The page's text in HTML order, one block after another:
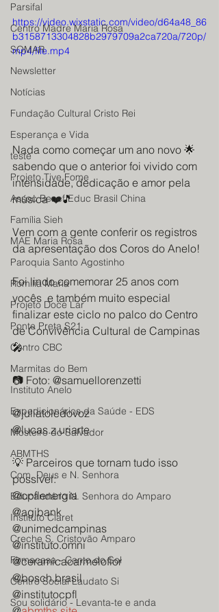
Parsifal
Centro Madre Maria Rosa
SOMAR
Newsletter
Notícias
Fundação Cultural Cristo Rei
Esperança e Vida
teste
Projeto Tive Fome
Assoc Benef Educ Brasil China
Família Sieh
MAE Maria Rosa
Paroquia Santo Agostinho
Romilia Maria
Projeto Doce Lar
Ponte Preta S21
Centro CBC
Marmitas do Bem
Instituto Anelo
Expedicionários da Saúde - EDS
Mosteiro do Salvador
ABMTHS
Com. Deus e N. Senhora
Educandário N. Senhora do Amparo
Instituto Claret
Creche S. Cristovão Amparo
Firmacasa - Canto do Sol
Centro Social Laudato Si
Sou solidário - Levanta-te e anda
https://video.wixstatic.com/video/d64a48_86
b3158713304828b2979709a2ca720a/720p/
mp4/file.mp4
Nada como começar um ano novo 🌟
sabendo que o anterior foi vivido com
intensidade, dedicação e amor pela
música ❤️🎵
Vem com a gente conferir os registros
da apresentação dos Coros do Anelo!
Foi lindo comemorar 25 anos com
vocês  e também muito especial
finalizar este ciclo no palco do Centro
de Convivência Cultural de Campinas
🎤
📷 Foto: @samuellorenzetti
@juliatoledovoz
@lucas.z.uriarte
💡 Parceiros que tornam tudo isso
possível:
@cpflenergia
@agibank
@unimedcampinas
@instituto.omni
@ceramicacarmelofior
@bosch.brasil
@institutocpfl